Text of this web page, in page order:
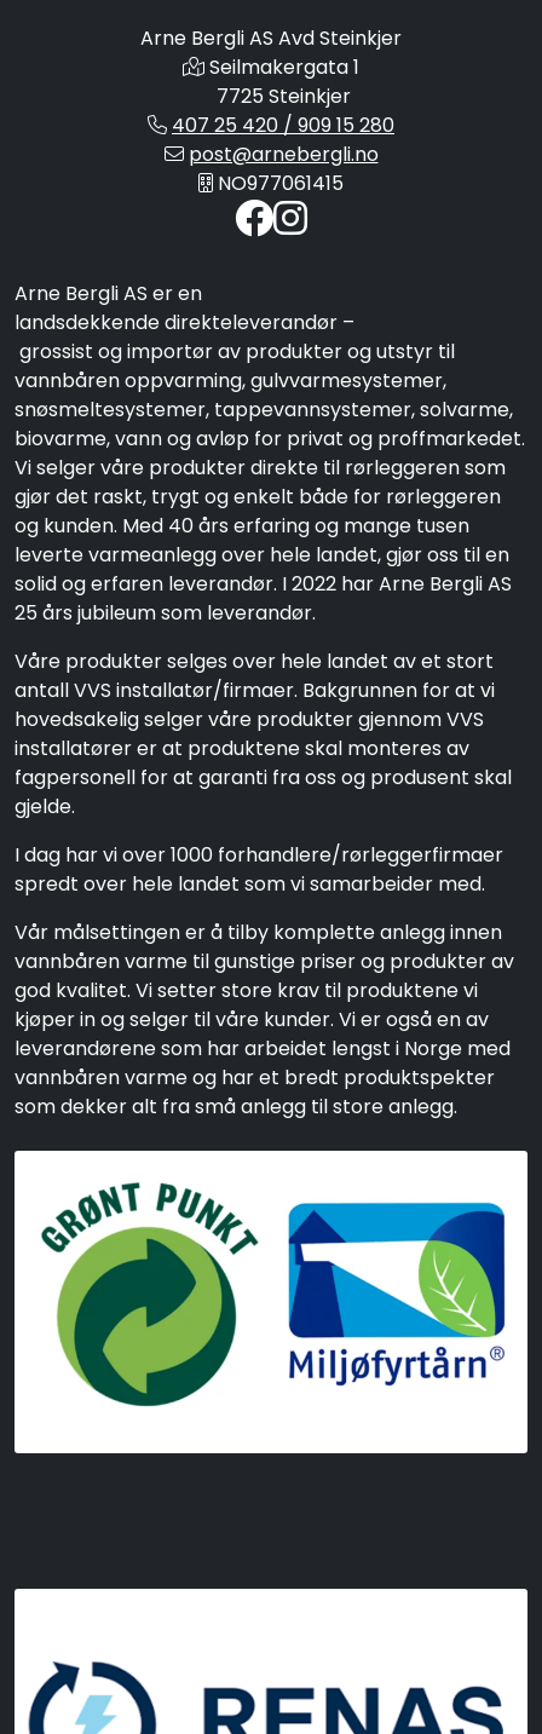
Arne Bergli AS Avd Steinkjer
Seilmakergata 1
7725 Steinkjer
407 25 420 / 909 15 280
post@arnebergli.no
NO977061415
Arne Bergli AS er en
landsdekkende direkteleverandør –
grossist og importør av produkter og utstyr til
vannbåren oppvarming, gulvvarmesystemer,
snøsmeltesystemer, tappevannsystemer, solvarme,
biovarme, vann og avløp for privat og proffmarkedet.
Vi selger våre produkter direkte til rørleggeren som
gjør det raskt, trygt og enkelt både for rørleggeren
og kunden. Med 40 års erfaring og mange tusen
leverte varmeanlegg over hele landet, gjør oss til en
solid og erfaren leverandør. I 2022 har Arne Bergli AS
25 års jubileum som leverandør.
Våre produkter selges over hele landet av et stort
antall VVS installatør/firmaer. Bakgrunnen for at vi
hovedsakelig selger våre produkter gjennom VVS
installatører er at produktene skal monteres av
fagpersonell for at garanti fra oss og produsent skal
gjelde.
I dag har vi over 1000 forhandlere/rørleggerfirmaer
spredt over hele landet som vi samarbeider med.
Vår målsettingen er å tilby komplette anlegg innen
vannbåren varme til gunstige priser og produkter av
god kvalitet. Vi setter store krav til produktene vi
kjøper in og selger til våre kunder. Vi er også en av
leverandørene som har arbeidet lengst i Norge med
vannbåren varme og har et bredt produktspekter
som dekker alt fra små anlegg til store anlegg.